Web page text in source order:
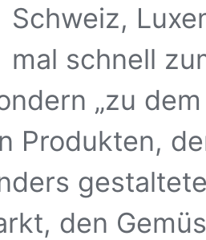
Schweiz,
mal schnell
„zu
Produkten,
den